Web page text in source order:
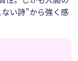
い詩”から強く感